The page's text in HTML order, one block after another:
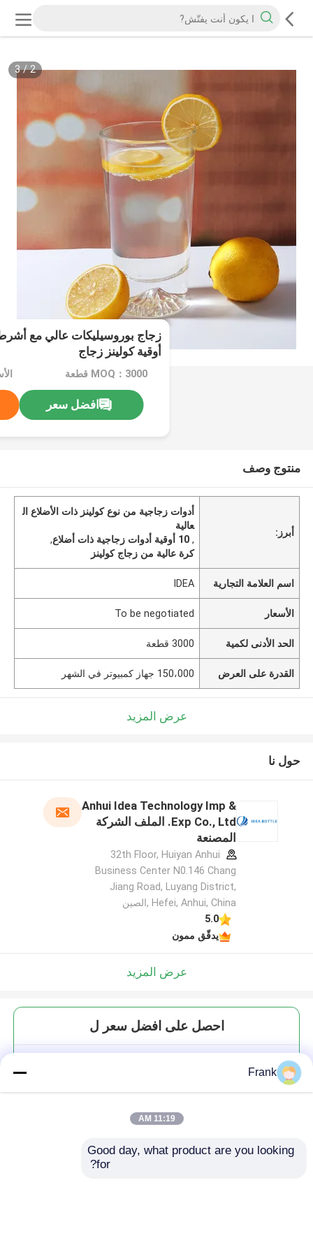
2
/
3
أوقية كولينز زجاج
MOQ：3000 قطعة
افضل سعر
منتوج وصف
أبرز:
أدوات زجاجية من نوع كولينز ذات الأضلاع ال
عالية
,10 أوقية أدوات زجاجية ذات أضلاع
,
كرة عالية من زجاج كولينز
اسم العلامة التجارية IDEA
الأسعار To be negotiated
الحد الأدنى لكمية 3000 قطعة
القدرة على العرض 150،000 جهاز كمبيوتر في الشهر
عرض المزيد
حول نا
Anhui Idea Technology Imp &
Exp Co., Ltd. الملف الشركة
المصنعة
32th Floor, Huiyan Anhui
Business Center N0.146 Chang
Jiang Road, Luyang District,
Hefei, Anhui, China ,الصين
5.0
يدقّق ممون
عرض المزيد
احصل على افضل سعر ل
Frank
11:19 AM
Good day, what product are you looking
for?